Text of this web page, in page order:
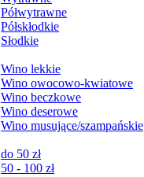
Półwytrawne
Półskłodkie
Słodkie
Wino lekkie
Wino owocowo-kwiatowe
Wino beczkowe
Wino deserowe
Wino musujące/szampańskie
do 50 zł
50 - 100 zł